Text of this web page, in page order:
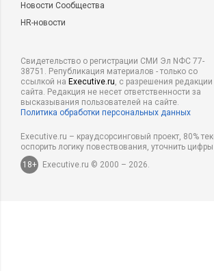
Новости Сообщества
HR-новости
Свидетельство о регистрации СМИ Эл NФС 77-
38751. Републикация материалов - только со
ссылкой на Executive.ru, с разрешения редакции
сайта. Редакция не несет ответственности за
высказывания пользователей на сайте.
Политика обработки персональных данных
Executive.ru – краудсорсинговый проект, 80%
оспорить логику повествования, уточнить
18+
Executive.ru © 2000 – 2026.